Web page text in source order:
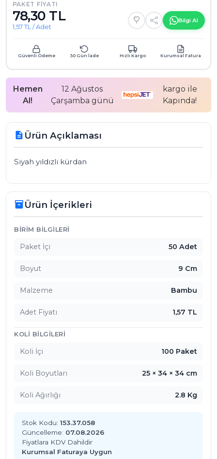
PAKET FIYATI
78,30 TL
1,57 TL / Adet
Bilgi Al
Güvenli Ödeme 30 Gün İade Hızlı Kargo Kurumsal Fatura
Hemen
Al!
12 Ağustos
Çarşamba günü
kargo ile
Kapında!
description Ürün Açıklaması
Siyah yıldızlı kürdan
inventory_2Ürün İçerikleri
Ürün İçerikleri
BIRIM BILGILERI
Paket İçi 50 Adet
Boyut 9 Cm
Malzeme Bambu
Adet Fiyatı 1,57 TL
KOLI BILGILERI
Koli İçi 100 Paket
Koli Boyutları 25 × 34 × 34 cm
Koli Ağırlığı 2.8 Kg
Stok Kodu: 153.37.058
Güncelleme: 07.08.2026
Fiyatlara KDV Dahildir
Kurumsal Faturaya Uygun